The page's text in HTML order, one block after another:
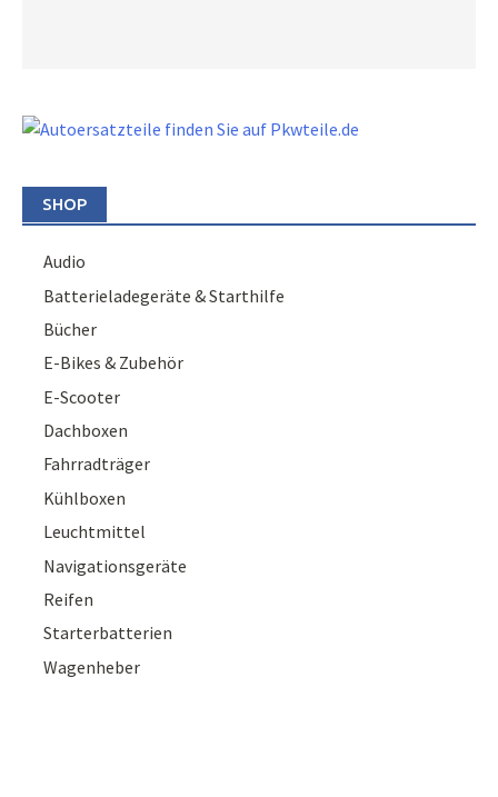
SHOP
Audio
Batterieladegeräte & Starthilfe
Bücher
E-Bikes & Zubehör
E-Scooter
Dachboxen
Fahrradträger
Kühlboxen
Leuchtmittel
Navigationsgeräte
Reifen
Starterbatterien
Wagenheber